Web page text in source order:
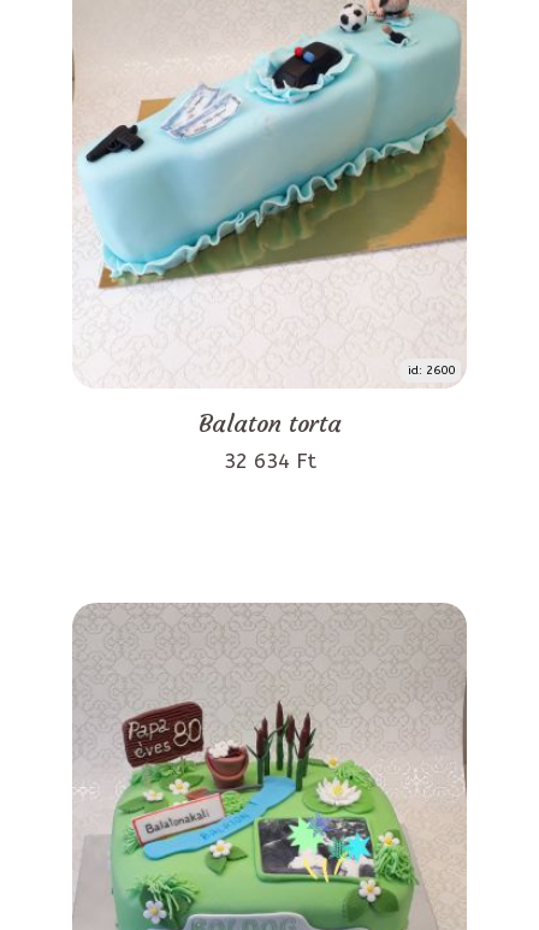
id: 2600
Balaton torta
32 634 Ft